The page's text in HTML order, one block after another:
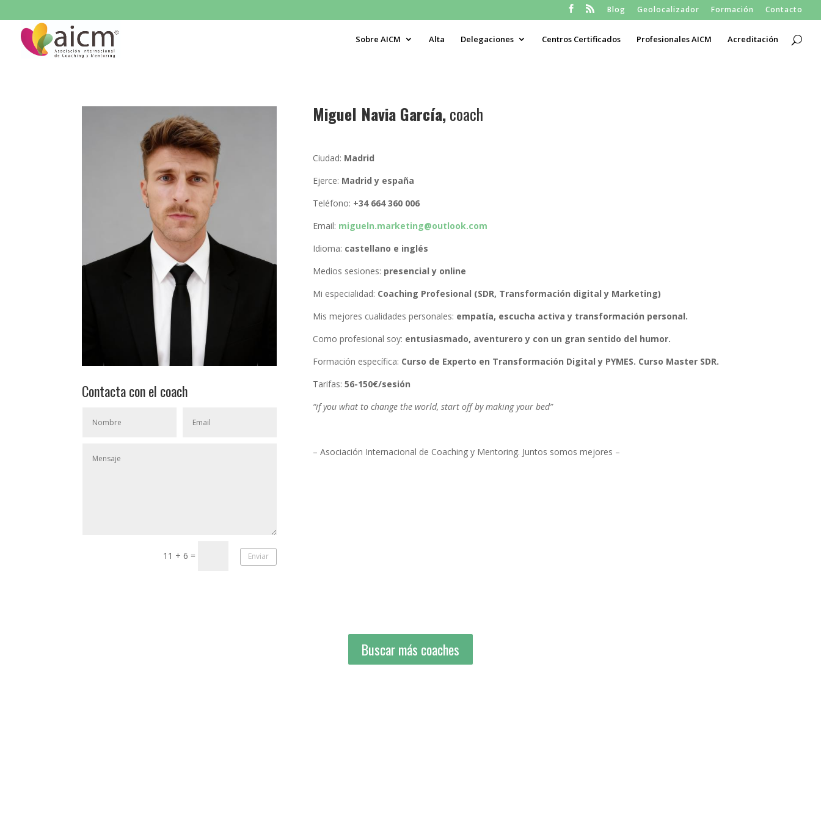
Blog Geolocalizador Formación Contacto
Sobre AICM Alta Delegaciones Centros Certificados Profesionales AICM Acreditación
Contacta con el coach
11 + 6 = Enviar
Miguel Navia García,coach
Ciudad: Madrid
Ejerce: Madrid y españa
Teléfono: +34 664 360 006
Email: migueln.marketing@outlook.com
Idioma: castellano e inglés
Medios sesiones: presencial y online
Mi especialidad: Coaching Profesional (SDR, Transformación digital y Marketing)
Mis mejores cualidades personales: empatía, escucha activa y transformación personal.
Como profesional soy: entusiasmado, aventurero y con un gran sentido del humor.
Formación específica: Curso de Experto en Transformación Digital y PYMES. Curso Master SDR.
Tarifas:56-150€/sesión
“if you what to change the world, start off by making your bed”
– Asociación Internacional de Coaching y Mentoring. Juntos somos mejores –
Buscar más coaches